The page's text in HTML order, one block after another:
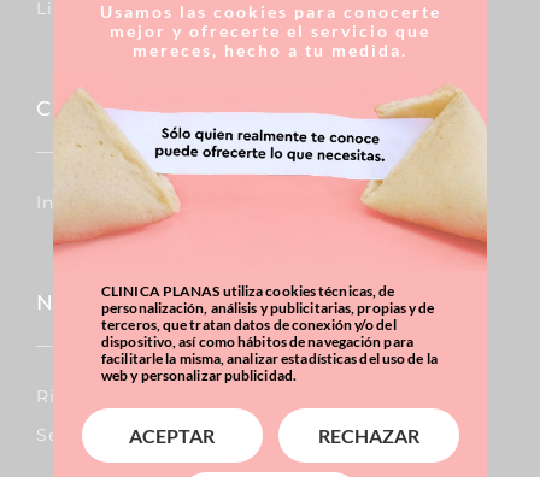
Lipedema
Capilar
Injertos De Pelo
Nariz
Rinoplastia
Septoplastia
Usamos las cookies para conocerte
mejor y ofrecerte el servicio que
mereces, hecho a tu medida.
CLINICA PLANAS utiliza cookies técnicas, de
personalización, análisis y publicitarias, propias y de
terceros, que tratan datos de conexión y/o del
dispositivo, así como hábitos de navegación para
facilitarle la misma, analizar estadísticas del uso de la
web y personalizar publicidad.
ACEPTAR RECHAZAR